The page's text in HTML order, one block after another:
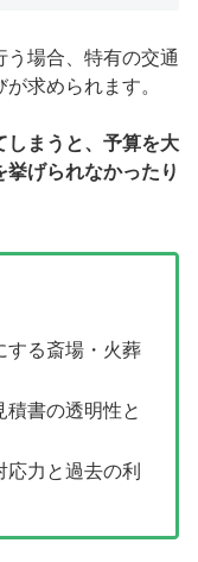
場合、特有の交通
求められます。
まうと、予算を大
げられなかったり
する斎場・火葬
積書の透明性と
応力と過去の利